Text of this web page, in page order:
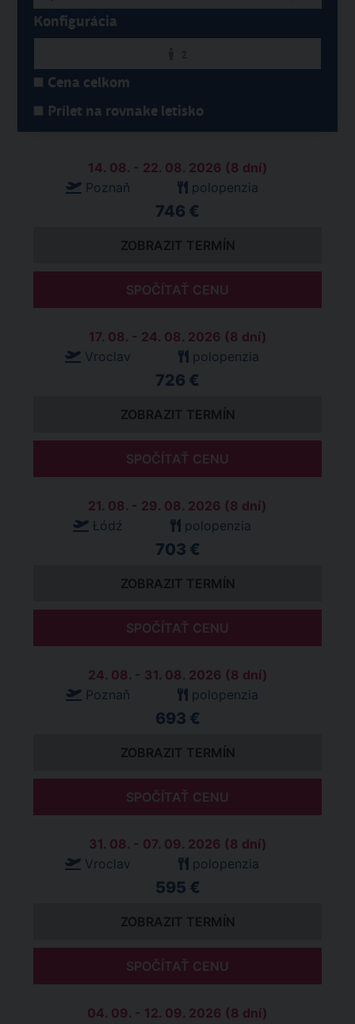
Konfigurácia
Cena celkom
Prílet na rovnake letisko
14. 08. - 22. 08. 2026 (8 dní)
Poznaň
polopenzia
746 €
ZOBRAZIT TERMÍN
SPOČÍTAŤ CENU
17. 08. - 24. 08. 2026 (8 dní)
Vroclav
polopenzia
726 €
ZOBRAZIT TERMÍN
SPOČÍTAŤ CENU
21. 08. - 29. 08. 2026 (8 dní)
Łódź
polopenzia
703 €
ZOBRAZIT TERMÍN
SPOČÍTAŤ CENU
24. 08. - 31. 08. 2026 (8 dní)
Poznaň
polopenzia
693 €
ZOBRAZIT TERMÍN
SPOČÍTAŤ CENU
31. 08. - 07. 09. 2026 (8 dní)
Vroclav
polopenzia
595 €
ZOBRAZIT TERMÍN
SPOČÍTAŤ CENU
04. 09. - 12. 09. 2026 (8 dní)